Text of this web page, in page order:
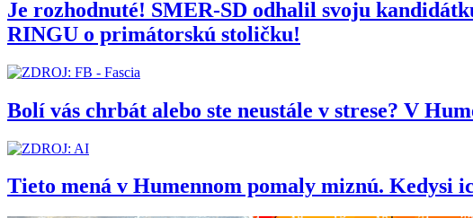
Je rozhodnuté! SMER-SD odhalil svoju
RINGU o primátorskú stoličku!
Bolí vás chrbát alebo ste neustále v strese? V
Tieto mená v Humennom pomaly miznú. Kedysi